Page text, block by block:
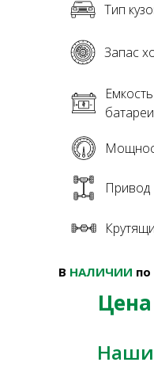
Тип
Запас
Емкость
батареи
Привод
В НАЛИЧИИ
Цена
Наши